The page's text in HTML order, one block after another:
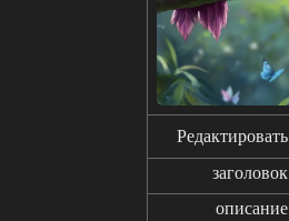
Редактировать
заголовок
описание